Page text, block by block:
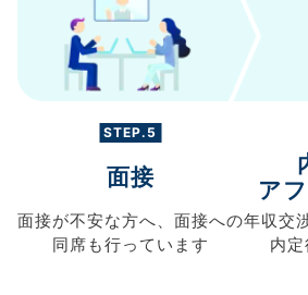
STEP.5
面接
面接が不安な方へ、 面接への
同席も行っています
ア
年収交
内